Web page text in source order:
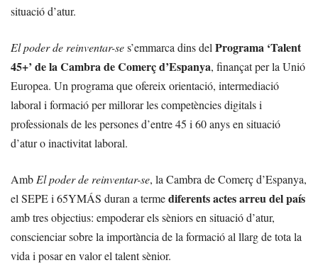
situació d’atur.
El poder de reinventar-ses’emmarca dins del Programa ‘Talent
45+’ de la Cambra de Comerç d’Espanya, finançat per la Unió
Europea. Un programa que ofereix orientació, intermediació
laboral i formació per millorar les competències digitals i
professionals de les persones d’entre 45 i 60 anys en situació
d’atur o inactivitat laboral.
Amb El poder de reinventar-se, la Cambra de Comerç d’Espanya,
el SEPE i 65YMÁS duran a termediferents actes arreu del país
amb tres objectius: empoderar els sèniors en situació d’atur,
conscienciar sobre la importància de la formació al llarg de tota la
vida i posar en valor el talent sènior.